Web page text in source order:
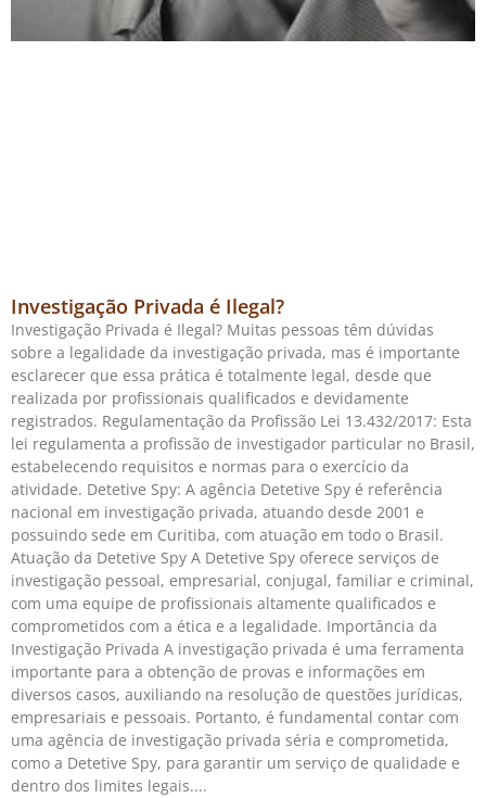
Investigação Privada é Ilegal?
Investigação Privada é Ilegal? Muitas pessoas têm dúvidas
sobre a legalidade da investigação privada, mas é importante
esclarecer que essa prática é totalmente legal, desde que
realizada por profissionais qualificados e devidamente
registrados. Regulamentação da Profissão Lei 13.432/2017: Esta
lei regulamenta a profissão de investigador particular no Brasil,
estabelecendo requisitos e normas para o exercício da
atividade. Detetive Spy: A agência Detetive Spy é referência
nacional em investigação privada, atuando desde 2001 e
possuindo sede em Curitiba, com atuação em todo o Brasil.
Atuação da Detetive Spy A Detetive Spy oferece serviços de
investigação pessoal, empresarial, conjugal, familiar e criminal,
com uma equipe de profissionais altamente qualificados e
comprometidos com a ética e a legalidade. Importância da
Investigação Privada A investigação privada é uma ferramenta
importante para a obtenção de provas e informações em
diversos casos, auxiliando na resolução de questões jurídicas,
empresariais e pessoais. Portanto, é fundamental contar com
uma agência de investigação privada séria e comprometida,
como a Detetive Spy, para garantir um serviço de qualidade e
dentro dos limites legais.